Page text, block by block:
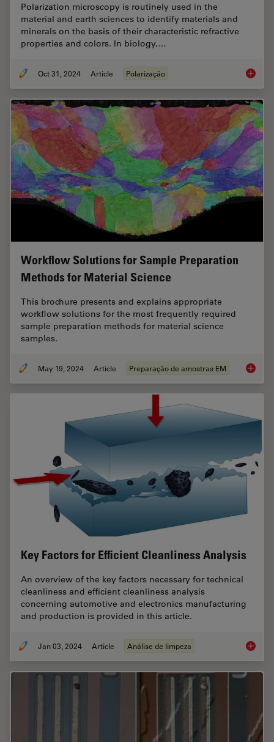
Polarization microscopy is routinely used in the
material and earth sciences to identify materials and
minerals on the basis of their characteristic refractive
properties and colors. In biology,…
Oct 31, 2024 Article Polarização The
Workflow Solutions for Sample Preparation
Methods for Material Science
This brochure presents and explains appropriate
workflow solutions for the most frequently required
sample preparation methods for material science
samples.
May 19, 2024 Article Preparação de amostras EM
Key Factors for Efficient Cleanliness Analysis
An overview of the key factors necessary for technical
cleanliness and efficient cleanliness analysis
concerning automotive and electronics manufacturing
and production is provided in this article.
Jan 03, 2024 Article Análise de limpeza Key